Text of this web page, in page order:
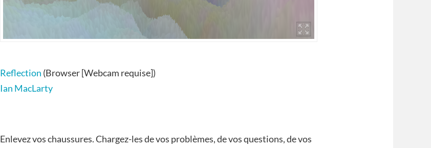
Reflection (Browser [Webcam requise])
Ian MacLarty
Enlevez vos chaussures. Chargez-les de vos problèmes, de vos questions, de vos